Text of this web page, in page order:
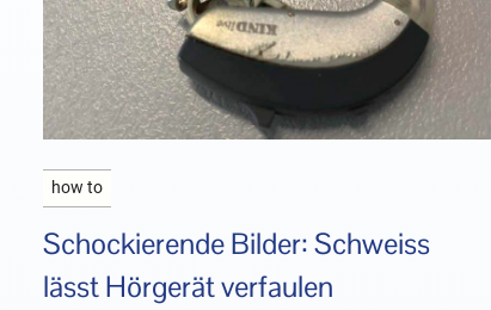
how to
Schockierende Bilder: Schweiss
lässt Hörgerät verfaulen